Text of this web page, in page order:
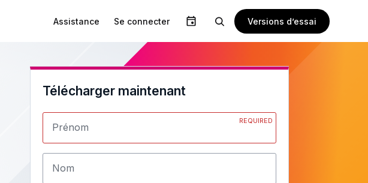
Assistance Se connecter Versions d’essai
Télécharger maintenant
Prénom
REQUIRED
Nom